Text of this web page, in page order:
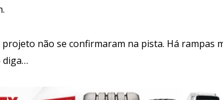
não se confirmaram na pista. Há rampas
diga…